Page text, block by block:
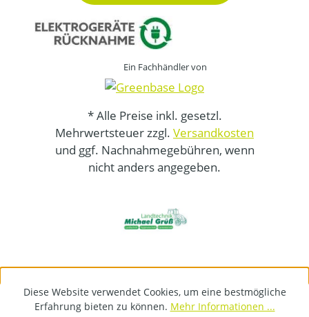
Ein Fachhändler von
* Alle Preise inkl. gesetzl.
Mehrwertsteuer zzgl. Versandkosten
und ggf. Nachnahmegebühren, wenn
nicht anders angegeben.
Diese Website verwendet Cookies, um eine bestmögliche
Erfahrung bieten zu können. Mehr Informationen ...